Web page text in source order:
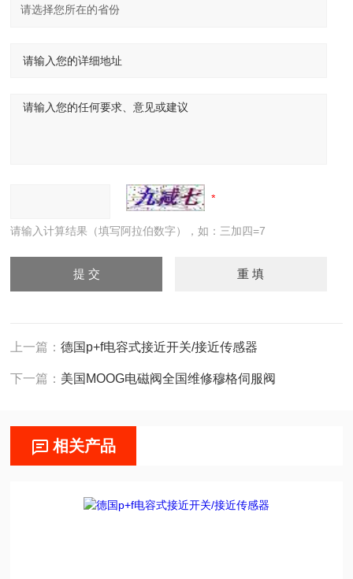
请输入计算结果（填写阿拉伯数字），如：三加四=7
上一篇：德国p+f电容式接近开关/接近传感器
下一篇： 美国MOOG电磁阀全国维修穆格伺服阀
相关产品